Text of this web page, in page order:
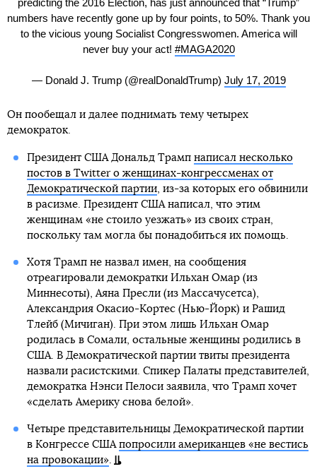
numbers have recently gone up by four points, to 50%. Thank you
to the vicious young Socialist Congresswomen. America will
never buy your act! #MAGA2020
— Donald J. Trump (@realDonaldTrump) July 17, 2019
Он пообещал и далее поднимать тему четырех
демократок.
Президент США Дональд Трамп написал несколько
постов в Twitter о женщинах-конгрессменах от
Демократической партии, из-за которых его обвинили
в расизме. Президент США написал, что этим
женщинам «не стоило уезжать» из своих стран,
поскольку там могла бы понадобиться их помощь.
Хотя Трамп не назвал имен, на сообщения
отреагировали демократки Ильхан Омар (из
Миннесоты), Аяна Пресли (из Массачусетса),
Александрия Окасио-Кортес (Нью-Йорк) и Рашид
Тлейб (Мичиган). При этом лишь Ильхан Омар
родилась в Сомали, остальные женщины родились в
США. В Демократической партии твиты президента
назвали расистскими. Спикер Палаты представителей,
демократка Нэнси Пелоси заявила, что Трамп хочет
«сделать Америку снова белой».
Четыре представительницы Демократической партии
в Конгрессе США попросили американцев «не вестись
на провокации».